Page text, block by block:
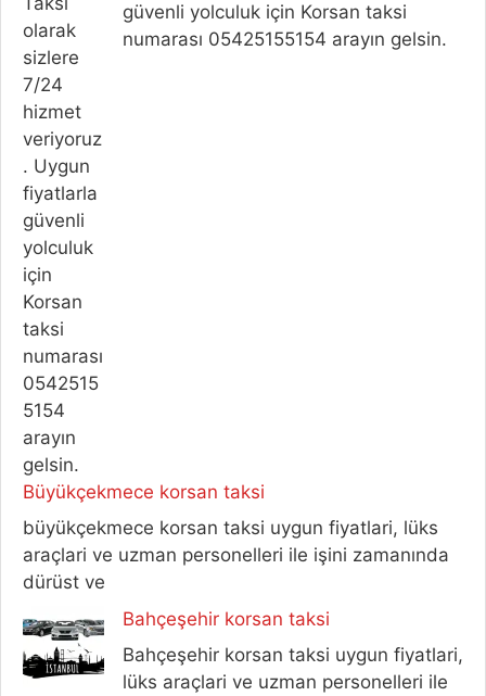
güvenli yolculuk için Korsan taksi
numarası 05425155154 arayın gelsin.
Büyükçekmece korsan taksi
büyükçekmece korsan taksi uygun fiyatlari, lüks
araçlari ve uzman personelleri ile işini zamanında
dürüst ve
Bahçeşehir korsan taksi
Bahçeşehir korsan taksi uygun fiyatlari,
lüks araçlari ve uzman personelleri ile